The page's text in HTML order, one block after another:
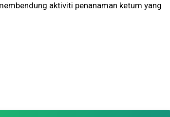
aktiviti penanaman ketum yang